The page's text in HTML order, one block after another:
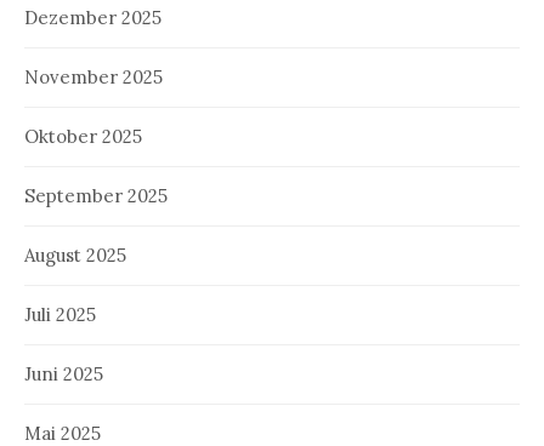
Dezember 2025
November 2025
Oktober 2025
September 2025
August 2025
Juli 2025
Juni 2025
Mai 2025